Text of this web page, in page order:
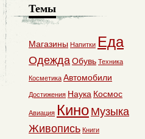
Темы
Магазины Напитки Еда
ОдеждаОбувь Техника
Косметика Автомобили
Достижения Наука Космос
Авиация Кино Музыка
Живопись Книги